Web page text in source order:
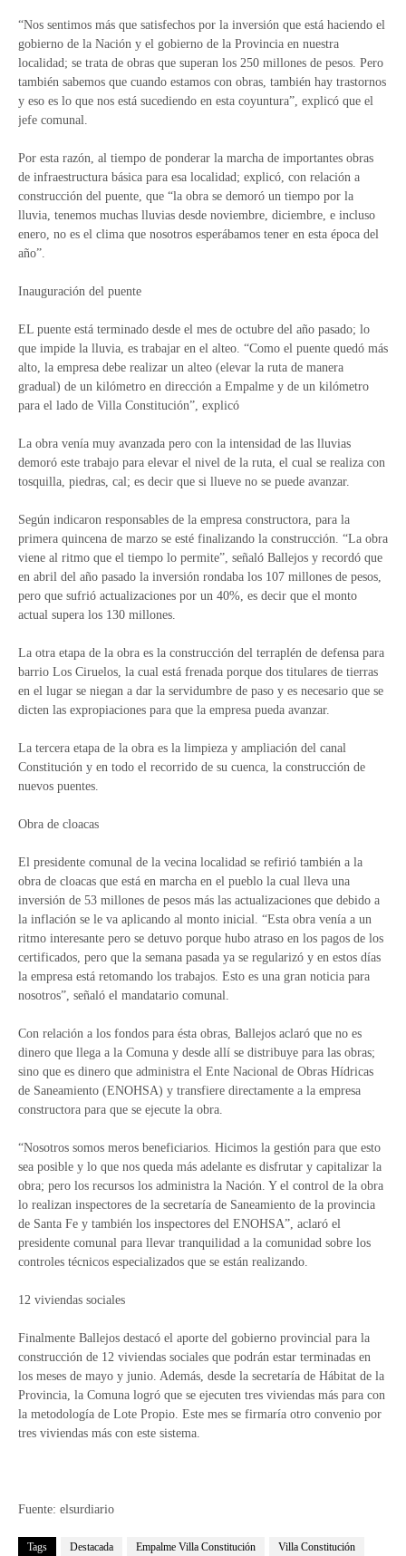
“Nos sentimos más que satisfechos por la inversión que está haciendo el
gobierno de la Nación y el gobierno de la Provincia en nuestra
localidad; se trata de obras que superan los 250 millones de pesos. Pero
también sabemos que cuando estamos con obras, también hay trastornos
y eso es lo que nos está sucediendo en esta coyuntura”, explicó que el
jefe comunal.
Por esta razón, al tiempo de ponderar la marcha de importantes obras
de infraestructura básica para esa localidad; explicó, con relación a
construcción del puente, que “la obra se demoró un tiempo por la
lluvia, tenemos muchas lluvias desde noviembre, diciembre, e incluso
enero, no es el clima que nosotros esperábamos tener en esta época del
año”.
Inauguración del puente
EL puente está terminado desde el mes de octubre del año pasado; lo
que impide la lluvia, es trabajar en el alteo. “Como el puente quedó más
alto, la empresa debe realizar un alteo (elevar la ruta de manera
gradual) de un kilómetro en dirección a Empalme y de un kilómetro
para el lado de Villa Constitución”, explicó
La obra venía muy avanzada pero con la intensidad de las lluvias
demoró este trabajo para elevar el nivel de la ruta, el cual se realiza con
tosquilla, piedras, cal; es decir que si llueve no se puede avanzar.
Según indicaron responsables de la empresa constructora, para la
primera quincena de marzo se esté finalizando la construcción. “La obra
viene al ritmo que el tiempo lo permite”, señaló Ballejos y recordó que
en abril del año pasado la inversión rondaba los 107 millones de pesos,
pero que sufrió actualizaciones por un 40%, es decir que el monto
actual supera los 130 millones.
La otra etapa de la obra es la construcción del terraplén de defensa para
barrio Los Ciruelos, la cual está frenada porque dos titulares de tierras
en el lugar se niegan a dar la servidumbre de paso y es necesario que se
dicten las expropiaciones para que la empresa pueda avanzar.
La tercera etapa de la obra es la limpieza y ampliación del canal
Constitución y en todo el recorrido de su cuenca, la construcción de
nuevos puentes.
Obra de cloacas
El presidente comunal de la vecina localidad se refirió también a la
obra de cloacas que está en marcha en el pueblo la cual lleva una
inversión de 53 millones de pesos más las actualizaciones que debido a
la inflación se le va aplicando al monto inicial. “Esta obra venía a un
ritmo interesante pero se detuvo porque hubo atraso en los pagos de los
certificados, pero que la semana pasada ya se regularizó y en estos días
la empresa está retomando los trabajos. Esto es una gran noticia para
nosotros”, señaló el mandatario comunal.
Con relación a los fondos para ésta obras, Ballejos aclaró que no es
dinero que llega a la Comuna y desde allí se distribuye para las obras;
sino que es dinero que administra el Ente Nacional de Obras Hídricas
de Saneamiento (ENOHSA) y transfiere directamente a la empresa
constructora para que se ejecute la obra.
“Nosotros somos meros beneficiarios. Hicimos la gestión para que esto
sea posible y lo que nos queda más adelante es disfrutar y capitalizar la
obra; pero los recursos los administra la Nación. Y el control de la obra
lo realizan inspectores de la secretaría de Saneamiento de la provincia
de Santa Fe y también los inspectores del ENOHSA”, aclaró el
presidente comunal para llevar tranquilidad a la comunidad sobre los
controles técnicos especializados que se están realizando.
12 viviendas sociales
Finalmente Ballejos destacó el aporte del gobierno provincial para la
construcción de 12 viviendas sociales que podrán estar terminadas en
los meses de mayo y junio. Además, desde la secretaría de Hábitat de la
Provincia, la Comuna logró que se ejecuten tres viviendas más para con
la metodología de Lote Propio. Este mes se firmaría otro convenio por
tres viviendas más con este sistema.
Fuente: elsurdiario
Tags Destacada Empalme Villa Constitución Villa Constitución